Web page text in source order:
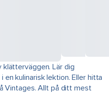
Lär dig
kulinarisk lektion. Eller hitta
Vintages. Allt på ditt mest